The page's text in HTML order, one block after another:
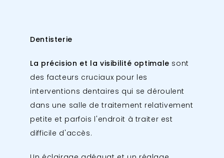
Dentisterie
La précision et la visibilité optimale sont
des facteurs cruciaux pour les
interventions dentaires qui se déroulent
dans une salle de traitement relativement
petite et parfois l'endroit à traiter est
difficile d'accès.